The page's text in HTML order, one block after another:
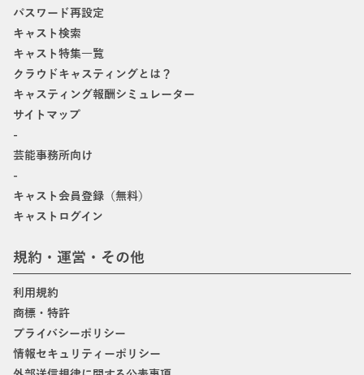
パスワード再設定
キャスト検索
キャスト特集一覧
クラウドキャスティングとは？
キャスティング報酬シミュレーター
サイトマップ
-
芸能事務所向け
-
キャスト会員登録（無料）
キャストログイン
規約・運営・その他
利用規約
商標・特許
プライバシーポリシー
情報セキュリティーポリシー